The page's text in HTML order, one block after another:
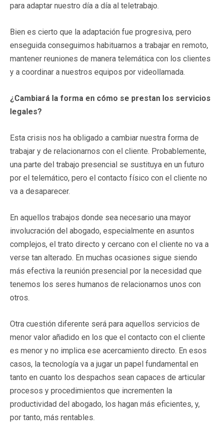
para adaptar nuestro día a día al teletrabajo.
Bien es cierto que la adaptación fue progresiva, pero
enseguida conseguimos habituarnos a trabajar en remoto,
mantener reuniones de manera telemática con los clientes
y a coordinar a nuestros equipos por videollamada.
¿Cambiará la forma en cómo se prestan los servicios
legales?
Esta crisis nos ha obligado a cambiar nuestra forma de
trabajar y de relacionarnos con el cliente. Probablemente,
una parte del trabajo presencial se sustituya en un futuro
por el telemático, pero el contacto físico con el cliente no
va a desaparecer.
En aquellos trabajos donde sea necesario una mayor
involucración del abogado, especialmente en asuntos
complejos, el trato directo y cercano con el cliente no va a
verse tan alterado. En muchas ocasiones sigue siendo
más efectiva la reunión presencial por la necesidad que
tenemos los seres humanos de relacionarnos unos con
otros.
Otra cuestión diferente será para aquellos servicios de
menor valor añadido en los que el contacto con el cliente
es menor y no implica ese acercamiento directo. En esos
casos, la tecnología va a jugar un papel fundamental en
tanto en cuanto los despachos sean capaces de articular
procesos y procedimientos que incrementen la
productividad del abogado, los hagan más eficientes, y,
por tanto, más rentables.